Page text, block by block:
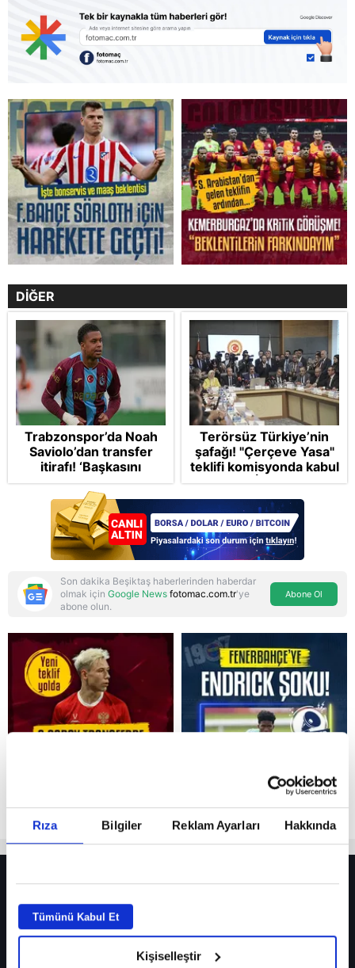
Rıza Bilgiler Reklam Ayarları Hakkında
Tümünü Kabul Et
Kişiselleştir
Reddet
DİĞER
Trabzonspor’da Noah
Saviolo’dan transfer
itirafı! ‘Başkasını
izlemeye geldi’
Terörsüz Türkiye’nin
şafağı! "Çerçeve Yasa"
teklifi komisyonda kabul
edildi: İP ve Yeni
Parti'den provokasyon
Son dakika Beşiktaş haberlerinden haberdar
olmak için Google News fotomac.com.tr'ye
abone olun.
Abone Ol
Fenerbahçe’de sürpriz ayrılık ihtimali! Devre arasında gelmişti
Fenerbahçe’nin yeni transferi Mason Greenwood için olay sözler!
Galatasaray’da rota yeniden Thiago Almada!